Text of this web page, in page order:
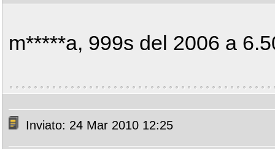
m*****a, 999s del 2006 a
Inviato: 24 Mar 2010 12:25